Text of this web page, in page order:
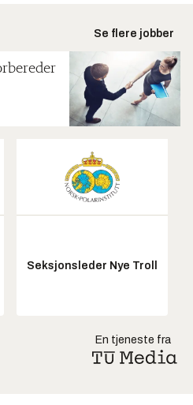
Se flere jobber
Seksjonsleder Nye Troll
En tjeneste fra